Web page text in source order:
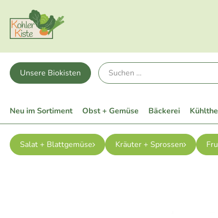
Unsere Biokisten
Neu im Sortiment Obst + Gemüse Bäckerei
Salat + Blattgemüse Kräuter + Sprossen